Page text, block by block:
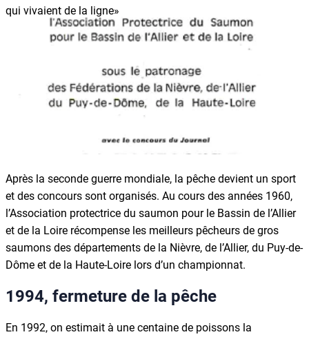
qui vivaient de la ligne»
Après la seconde guerre mondiale, la pêche devient un sport
et des concours sont organisés. Au cours des années 1960,
l’Association protectrice du saumon pour le Bassin de l’Allier
et de la Loire récompense les meilleurs pêcheurs de gros
saumons des départements de la Nièvre, de l’Allier, du Puy-de-
Dôme et de la Haute-Loire lors d’un championnat.
1994, fermeture de la pêche
En 1992, on estimait à une centaine de poissons la